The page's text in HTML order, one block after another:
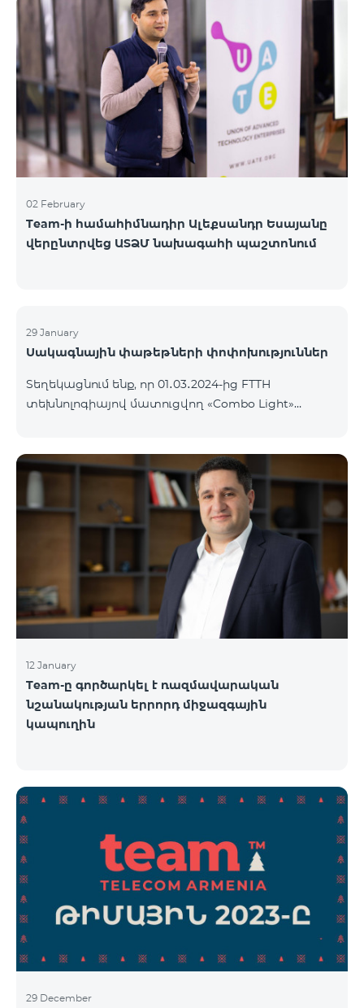
ցանց», «Բիզնես-ակտիվ», «Էքսկլյուզիվ Բիզնես»,
«Լավագույն գործընկեր»
02 February
Team-ի համահիմնադիր Ալեքսանդր Եսայանը
վերընտրվեց ԱՏՁՄ նախագահի պաշտոնում
29 January
Սակագնային փաթեթների փոփոխություններ
Տեղեկացնում ենք, որ 01․03․2024-ից FTTH
տեխնոլոգիայով մատուցվող «Combo Light»
Մարզային 6900» սակագնային փաթեթով։ Այլ
սակագնային փաթեթի անցում կատարելու
համար կարող եք մոտենալ վաճառքի և
սպասարկման գրասենյակներ:
12 January
Team-ը գործարկել է ռազմավարական
նշանակության երրորդ միջազգային
կապուղին
29 December